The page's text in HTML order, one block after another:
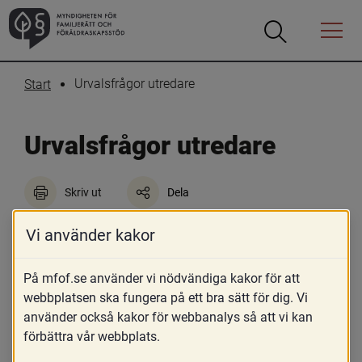
Öppna
Öppna
Menyn
Start Urvalsfrågor utredare
Urvalsfrågor utredare
Skriv ut Dela
Utredare inriktning adoption
Vad kul att du vill söka det här jobbet! Vänligen svara
på ett antal urvalsfrågor. Urvalsfrågorna är ett
komplement till ditt CV och personliga brev och
kommer göra en grund för vårt första urval. Går du
vidare efter detta steg kommer du kallas till intervju,
Vi använder kakor
På mfof.se använder vi nödvändiga kakor för att
webbplatsen ska fungera på ett bra sätt för dig. Vi
använder också kakor för webbanalys så att vi kan
förbättra vår webbplats.